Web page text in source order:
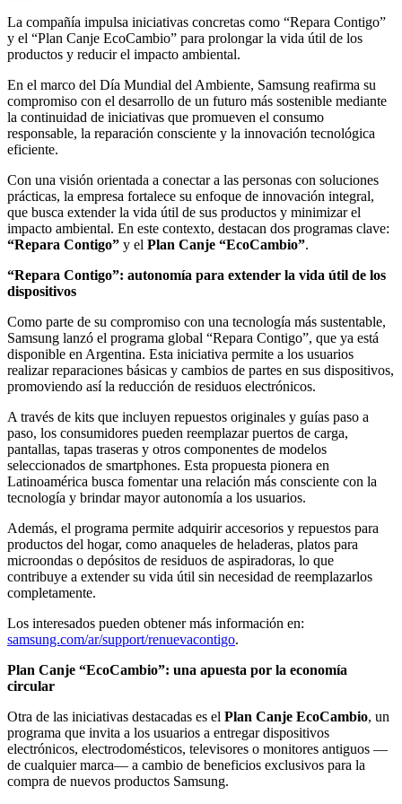
Compartir
La compañía impulsa iniciativas concretas como “Repara Contigo”
y el “Plan Canje EcoCambio” para prolongar la vida útil de los
productos y reducir el impacto ambiental.
En el marco del Día Mundial del Ambiente, Samsung reafirma su
compromiso con el desarrollo de un futuro más sostenible mediante
la continuidad de iniciativas que promueven el consumo
responsable, la reparación consciente y la innovación tecnológica
eficiente.
Con una visión orientada a conectar a las personas con soluciones
prácticas, la empresa fortalece su enfoque de innovación integral,
que busca extender la vida útil de sus productos y minimizar el
impacto ambiental. En este contexto, destacan dos programas clave:
“Repara Contigo” y el Plan Canje “EcoCambio”.
“Repara Contigo”: autonomía para extender la vida útil de los
dispositivos
Como parte de su compromiso con una tecnología más sustentable,
Samsung lanzó el programa global “Repara Contigo”, que ya está
disponible en Argentina. Esta iniciativa permite a los usuarios
realizar reparaciones básicas y cambios de partes en sus dispositivos,
promoviendo así la reducción de residuos electrónicos.
A través de kits que incluyen repuestos originales y guías paso a
paso, los consumidores pueden reemplazar puertos de carga,
pantallas, tapas traseras y otros componentes de modelos
seleccionados de smartphones. Esta propuesta pionera en
Latinoamérica busca fomentar una relación más consciente con la
tecnología y brindar mayor autonomía a los usuarios.
Además, el programa permite adquirir accesorios y repuestos para
productos del hogar, como anaqueles de heladeras, platos para
microondas o depósitos de residuos de aspiradoras, lo que
contribuye a extender su vida útil sin necesidad de reemplazarlos
completamente.
Los interesados pueden obtener más información en:
samsung.com/ar/support/renuevacontigo.
Plan Canje “EcoCambio”: una apuesta por la economía
circular
Otra de las iniciativas destacadas es el Plan Canje EcoCambio, un
programa que invita a los usuarios a entregar dispositivos
electrónicos, electrodomésticos, televisores o monitores antiguos —
de cualquier marca— a cambio de beneficios exclusivos para la
compra de nuevos productos Samsung.